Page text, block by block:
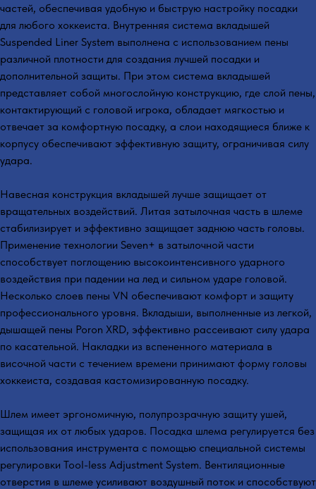
частей, обеспечивая удобную и быструю настройку посадки
для любого хоккеиста. Внутренняя система вкладышей
Suspended Liner System выполнена с использованием пены
различной плотности для создания лучшей посадки и
дополнительной защиты. При этом система вкладышей
представляет собой многослойную конструкцию, где слой пены,
контактирующий с головой игрока, обладает мягкостью и
отвечает за комфортную посадку, а слои находящиеся ближе к
корпусу обеспечивают эффективную защиту, ограничивая силу
удара.
Навесная конструкция вкладышей лучше защищает от
вращательных воздействий. Литая затылочная часть в шлеме
стабилизирует и эффективно защищает заднюю часть головы.
Применение технологии Seven+ в затылочной части
способствует поглощению высокоинтенсивного ударного
воздействия при падении на лед и сильном ударе головой.
Несколько слоев пены VN обеспечивают комфорт и защиту
профессионального уровня. Вкладыши, выполненные из легкой,
дышащей пены Poron XRD, эффективно рассеивают силу удара
по касательной. Накладки из вспененного материала в
височной части с течением времени принимают форму головы
хоккеиста, создавая кастомизированную посадку.
Шлем имеет эргономичную, полупрозрачную защиту ушей,
защищая их от любых ударов. Посадка шлема регулируется без
использования инструмента с помощью специальной системы
регулировки Tool-less Adjustment System. Вентиляционные
отверстия в шлеме усиливают воздушный поток и способствуют